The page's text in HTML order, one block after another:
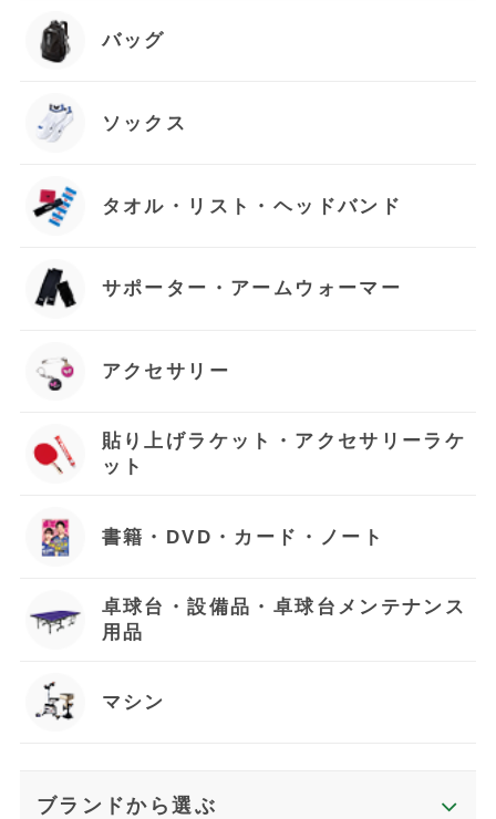
バッグ
ソックス
タオル・リスト・ヘッドバンド
サポーター・アームウォーマー
アクセサリー
貼り上げラケット・アクセサリーラケ
ット
書籍・DVD・カード・ノート
卓球台・設備品・卓球台メンテナンス
用品
マシン
ブランドから選ぶ